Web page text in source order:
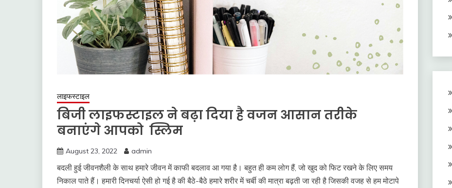
लाइफस्टाइल
बिजी लाइफस्टाइल ने बढ़ा दिया है वजन आसान तरीके
बनाएंगे आपको स्लिम
August 23, 2022 admin
बदली हुई जीवनशैली के साथ हमारे जीवन में काफी बदलाव आ गया है। बहुत ही कम लोग हैं, जो खुद को फिट रखने के लिए समय
निकाल पाते हैं। हमारी दिनचर्या ऐसी हो गई है की बैठे-बैठे हमारे शरीर में चर्बी की मात्रा बढ़ती जा रही है जिसकी वजह से हम मोटापे